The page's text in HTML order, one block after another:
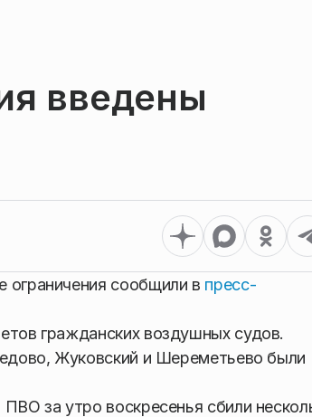
введены
ограничения сообщили в пресс-
гражданских воздушных судов.
Жуковский и Шереметьево были
ПВО за утро воскресенья сбили